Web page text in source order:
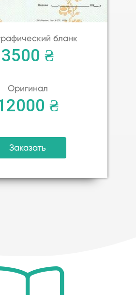
бланк
3500 ₴
Оригинал
₴
Заказать